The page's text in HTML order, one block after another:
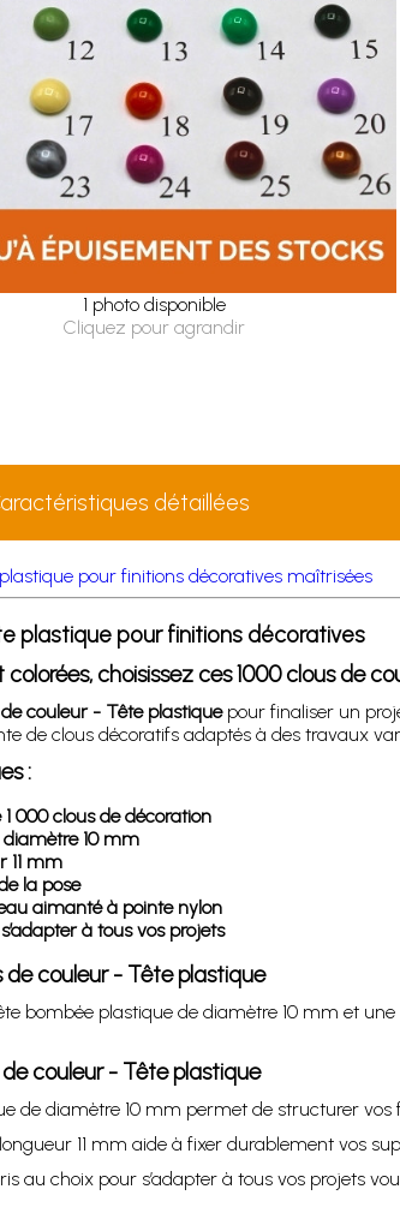
1 photo disponible
Cliquez pour agrandir
détaillées
pour finitions décoratives maîtrisées
plastique pour finitions décoratives
choisissez ces 1000 clous de
de couleur - Tête plastiquepour finaliser un
de clous décoratifs adaptés à des travaux
:
000 clous de décoration
10 mm
11 mm
la pose
aimanté à pointe nylon
à tous vos projets
de couleur - Tête plastique
bombée plastique de diamètre 10 mm et
couleur - Tête plastique
de diamètre 10 mm permet de structurer
11 mm aide à fixer durablement vos
au choix pour s’adapter à tous vos projets